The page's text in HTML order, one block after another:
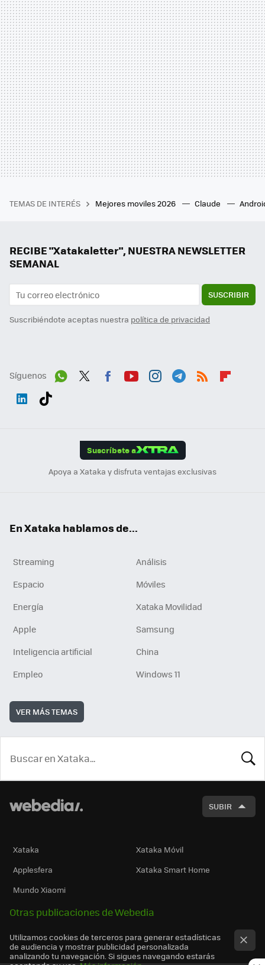
TEMAS DE INTERÉS Mejores moviles 2026 Claude
RECIBE "Xatakaletter", NUESTRA NEWSLETTER
SEMANAL
SUSCRIBIR
Suscribiéndote aceptas nuestra política de privacidad
Síguenos
Suscríbete a
Apoya a Xataka y disfruta ventajas exclusivas
En Xataka hablamos de...
Streaming
Análisis
Espacio
Móviles
Energía
Xataka Movilidad
Apple
Samsung
Inteligencia artificial
China
Empleo
Windows 11
VER MÁS TEMAS
SUBIR
Xataka
Xataka Móvil
Applesfera
Xataka Smart Home
Mundo Xiaomi
Otras publicaciones de Webedia
Utilizamos cookies de terceros para generar estadísticas
de audiencia y mostrar publicidad personalizada
analizando tu navegación. Si sigues navegando estarás